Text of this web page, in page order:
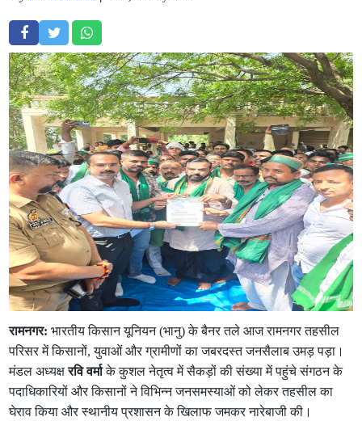
रामनगर: भारतीय किसान यूनियन (भानु) के बैनर तले आज रामनगर तहसील
परिसर में किसानों, युवाओं और ग्रामीणों का जबरदस्त जनसैलाब उमड़ पड़ा।
मंडल अध्यक्षरवि वर्माके कुशल नेतृत्व में सैकड़ों की संख्या में पहुंचे संगठन के
पदाधिकारियों और किसानों ने विभिन्न जनसमस्याओं को लेकर तहसील का
घेराव किया और स्थानीय प्रशासन के खिलाफ जमकर नारेबाजी की।